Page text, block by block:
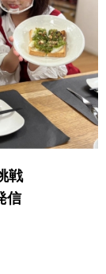
戦
信